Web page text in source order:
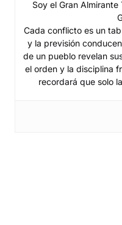
Soy el Gran
Cada conflicto es un
y la previsión
de un pueblo revelan
el orden y la disciplina
recordará que solo